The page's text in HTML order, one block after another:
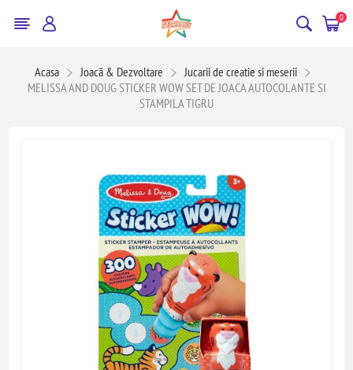
0
Acasa Joacă & Dezvoltare
Jucarii de creatie si meserii
MELISSA AND DOUG STICKER WOW SET DE JOACA AUTOCOLANTE SI
STAMPILA TIGRU